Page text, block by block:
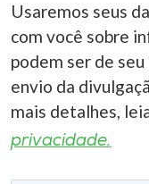
Usaremos seus
com você sobre
podem ser de
envio da
mais detalhes,
privacidade.